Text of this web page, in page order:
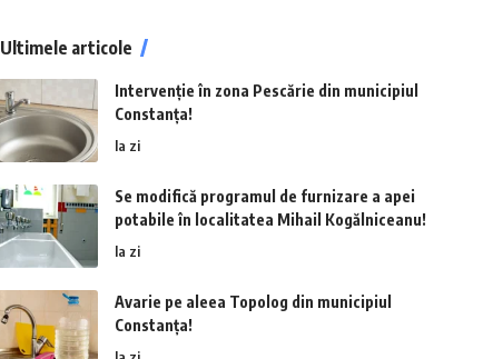
Ultimele articole
Intervenție în zona Pescărie din municipiul
Constanța!
la zi
Se modifică programul de furnizare a apei
potabile în localitatea Mihail Kogălniceanu!
la zi
Avarie pe aleea Topolog din municipiul
Constanța!